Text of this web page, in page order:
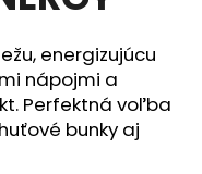
energizujúcu
nápojmi a
Perfektná voľba
bunky aj